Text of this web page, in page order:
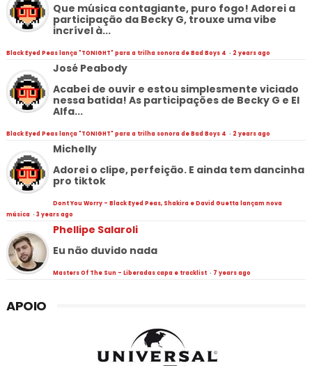
Que música contagiante, puro fogo! Adorei a
participação da Becky G, trouxe uma vibe
incrível à...
Black Eyed Peas lança "TONIGHT" para a trilha sonora de Bad Boys 4 · 2 years ago
José Peabody
Acabei de ouvir e estou simplesmente viciado
nessa batida! As participações de Becky G e El
Alfa...
Black Eyed Peas lança "TONIGHT" para a trilha sonora de Bad Boys 4 · 2 years ago
Michelly
Adorei o clipe, perfeição. E ainda tem dancinha
pro tiktok
Dont You Worry - Black Eyed Peas, Shakira e David Guetta lançam nova
música · 3 years ago
Phellipe Salaroli
Eu não duvido nada
Masters Of The Sun - Liberadas capa e tracklist · 7 years ago
APOIO